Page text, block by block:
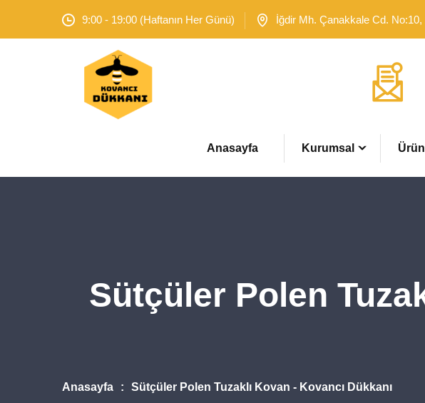
9:00 - 19:00 (Haftanın Her Günü) İğdir Mh. Çanakkale Cd.
Anasayfa Kurumsal
Sütçüler Polen
Anasayfa Sütçüler Polen Tuzaklı Kovan - Kovancı Dükkanı